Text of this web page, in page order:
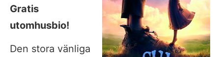
Gratis
utomhusbio!
Den stora vänliga